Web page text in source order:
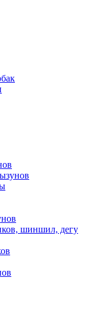
шиншил, дегу